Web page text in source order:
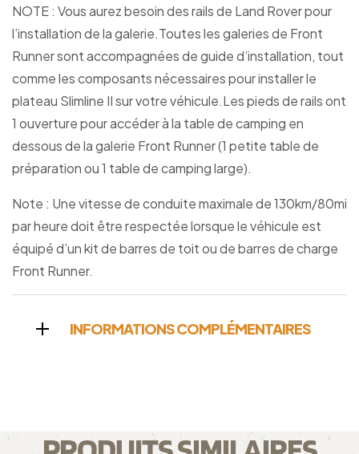
NOTE : Vous aurez besoin des rails de Land Rover pour
l’installation de la galerie.Toutes les galeries de Front
Runner sont accompagnées de guide d’installation, tout
comme les composants nécessaires pour installer le
plateau Slimline II sur votre véhicule.Les pieds de rails ont
1 ouverture pour accéder à la table de camping en
dessous de la galerie Front Runner (1 petite table de
préparation ou 1 table de camping large).
Note : Une vitesse de conduite maximale de 130km/80mi
par heure doit être respectée lorsque le véhicule est
équipé d’un kit de barres de toit ou de barres de charge
Front Runner.
INFORMATIONS COMPLÉMENTAIRES